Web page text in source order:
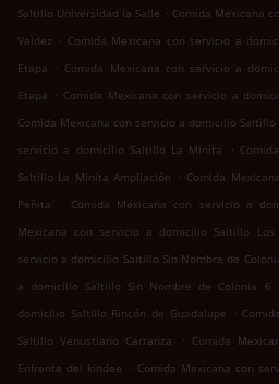
Saltillo Universidad la Salle . Comida Mexicana
Valdez . Comida Mexicana con servicio a
Etapa
. Comida Mexicana con servicio a
Etapa
. Comida Mexicana con servicio a
Comida Mexicana con servicio a domicilio Saltillo
servicio a domicilio Saltillo La Minita
.
Saltillo La Minita Ampliación
. Comida
Peñita
. Comida Mexicana con servicio a
Mexicana con servicio a domicilio Saltillo Los
servicio a domicilio Saltillo Sin Nombre de
a domicilio Saltillo Sin Nombre de Colonia 6
domicilio Saltillo Rincón de Guadalupe
.
Saltillo Venustiano Carranza
. Comida
Enfrente del kindee . Comida Mexicana con